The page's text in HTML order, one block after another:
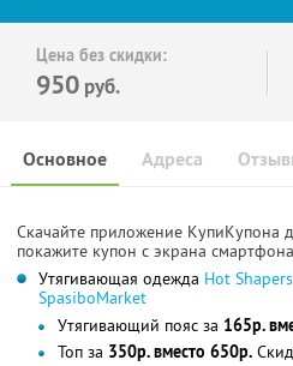
Цена без скидки:
950 руб.
Основное Адреса
Скачайте приложение КупиКупона
покажите купон с экрана
Утягивающая одежда Hot Shapers
SpasiboMarket
Утягивающий пояс за 165р.
Топ за 350р. вместо 650р.